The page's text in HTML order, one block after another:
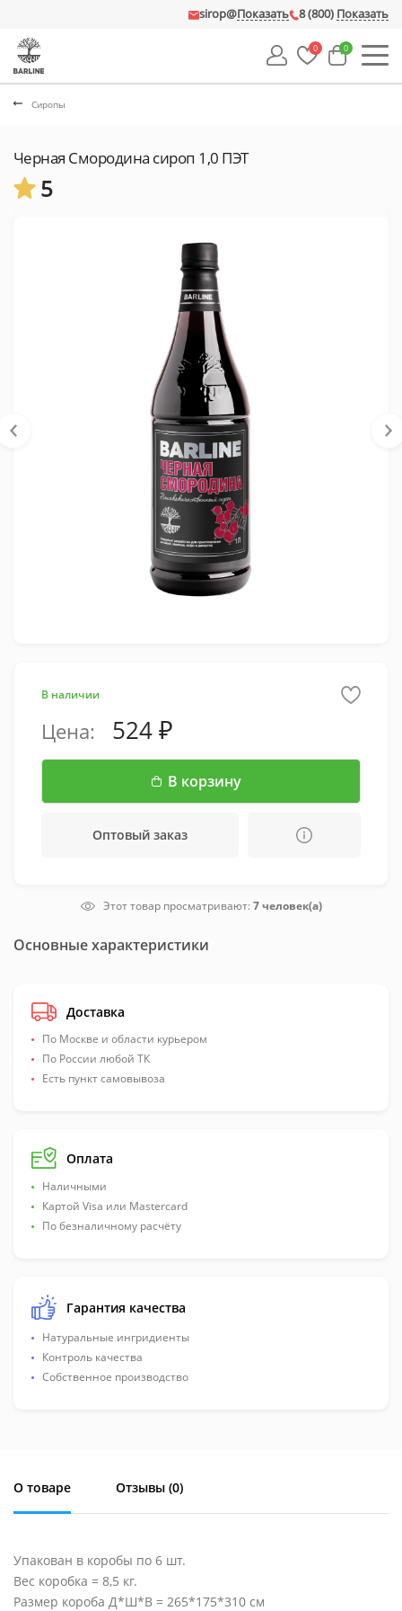
sirop@Показать 8 (800) Показать
0 0
Сиропы
Черная Смородина сироп 1,0 ПЭТ
5
Основные характеристики
В наличии
Цена: 524
В корзину
Оптовый заказ
Этот товар просматривают:7 человек(а)
Доставка
По Москве и области курьером
По России любой ТК
Есть пункт самовывоза
Оплата
Наличными
Картой Visa или Mastercard
По безналичному расчёту
Гарантия качества
Натуральные ингридиенты
Контроль качества
Собственное производство
О товаре Отзывы (0)
Упакован в коробы по 6 шт.
Вес коробка = 8,5 кг.
Размер короба Д*Ш*В = 265*175*310 см